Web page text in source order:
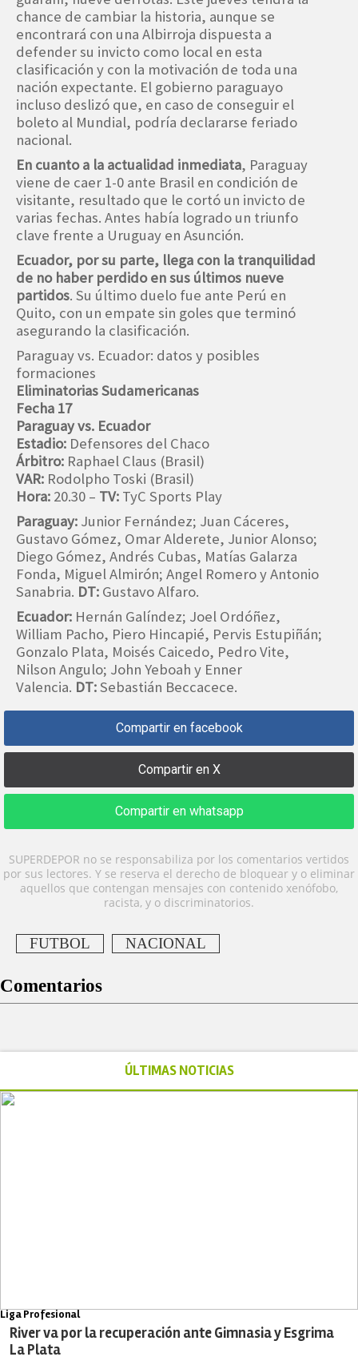
chance de cambiar la historia, aunque se
encontrará con una Albirroja dispuesta a
defender su invicto como local en esta
clasificación y con la motivación de toda una
nación expectante. El gobierno paraguayo
incluso deslizó que, en caso de conseguir el
boleto al Mundial, podría declararse feriado
nacional.
En cuanto a la actualidad inmediata, Paraguay
viene de caer 1-0 ante Brasil en condición de
visitante, resultado que le cortó un invicto de
varias fechas. Antes había logrado un triunfo
clave frente a Uruguay en Asunción.
Ecuador, por su parte, llega con la tranquilidad
de no haber perdido en sus últimos nueve
partidos. Su último duelo fue ante Perú en
Quito, con un empate sin goles que terminó
asegurando la clasificación.
Paraguay vs. Ecuador: datos y posibles
formaciones
Eliminatorias Sudamericanas
Fecha 17
Paraguay vs. Ecuador
Estadio: Defensores del Chaco
Árbitro: Raphael Claus (Brasil)
VAR: Rodolpho Toski (Brasil)
Hora: 20.30 – TV: TyC Sports Play
Paraguay: Junior Fernández; Juan Cáceres,
Gustavo Gómez, Omar Alderete, Junior Alonso;
Diego Gómez, Andrés Cubas, Matías Galarza
Fonda, Miguel Almirón; Angel Romero y Antonio
Sanabria. DT: Gustavo Alfaro.
Ecuador: Hernán Galíndez; Joel Ordóñez,
William Pacho, Piero Hincapié, Pervis Estupiñán;
Gonzalo Plata, Moisés Caicedo, Pedro Vite,
Nilson Angulo; John Yeboah y Enner
Valencia. DT:Sebastián Beccacece.
Compartir en facebook
Compartir en X
Compartir en whatsapp
SUPERDEPOR no se responsabiliza por los comentarios vertidos
por sus lectores. Y se reserva el derecho de bloquear y o eliminar
aquellos que contengan mensajes con contenido xenófobo,
racista, y o discriminatorios.
FUTBOL NACIONAL
Comentarios
ÚLTIMAS NOTICIAS
Liga Profesional
River va por la recuperación ante Gimnasia y Esgrima
La Plata